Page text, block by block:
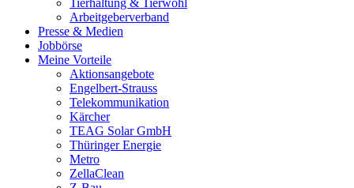
Tierhaltung & Tierwohl
Arbeitgeberverband
Presse & Medien
Jobbörse
Meine Vorteile
Aktionsangebote
Engelbert-Strauss
Telekommunikation
Kärcher
TEAG Solar GmbH
Thüringer Energie
Metro
ZellaClean